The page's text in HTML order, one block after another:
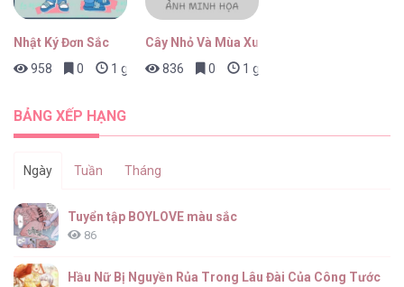
Yêu Đơn Phương [...] – Chap 30
Nhật Ký Đơn Sắc
958
0 1 giờ trước
Cây Nhỏ Và Mùa Xuân Thân Yêu
836
0 1 giờ trước
BẢNG XẾP HẠNG
Ngày Tuần Tháng
Tuyển tập BOYLOVE màu sắc
86
Hầu Nữ Bị Nguyền Rủa Trong Lâu Đài Của Công Tước